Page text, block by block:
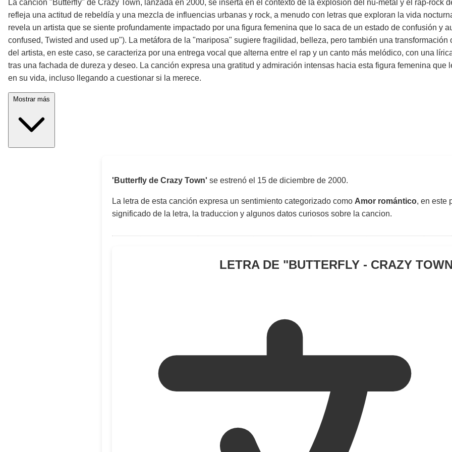
La canción "Butterfly" de Crazy Town, lanzada en 2000, se inserta en el contexto de la explosión del nu-metal y el rap-rock
refleja una actitud de rebeldía y una mezcla de influencias urbanas y rock, a menudo con letras que exploran la vida
revela un artista que se siente profundamente impactado por una figura femenina que lo saca de un estado de confusión y
confused, Twisted and used up"). La metáfora de la "mariposa" sugiere fragilidad, belleza, pero también una
del artista, en este caso, se caracteriza por una entrega vocal que alterna entre el rap y un canto más melódico, con una
tras una fachada de dureza y deseo. La canción expresa una gratitud y admiración intensas hacia esta figura femenina
en su vida, incluso llegando a cuestionar si la merece.
'Butterfly de Crazy Town' se estrenó el 15 de diciembre de 2000.
La letra de esta canción expresa un sentimiento categorizado como Amor romántico, en este
significado de la letra, la traduccion y algunos datos curiosos sobre la cancion.
LETRA DE "BUTTERFLY - CRAZY